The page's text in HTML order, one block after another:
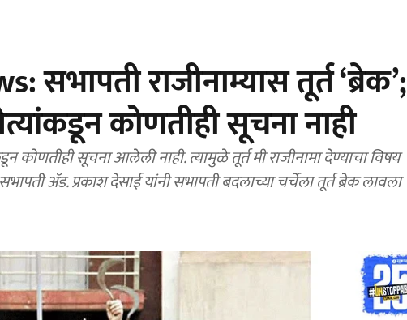
सभापती राजीनाम्यास तूर्त ‘ब्रेक’;
कोणतीही सूचना नाही
कोणतीही सूचना आलेली नाही. त्यामुळे तूर्त मी राजीनामा देण्याचा विषय
ॲड. प्रकाश देसाई यांनी सभापती बदलाच्या चर्चेला तूर्त ब्रेक लावला